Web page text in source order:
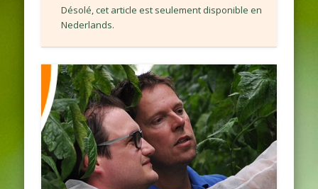
Désolé, cet article est seulement disponible en
Nederlands.